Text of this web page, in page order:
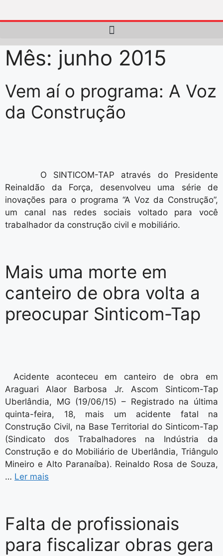
Mês: junho 2015
Vem aí o programa: A Voz
da Construção
O SINTICOM-TAP através do Presidente
Reinaldão da Força, desenvolveu uma série de
inovações para o programa “A Voz da Construção”,
um canal nas redes sociais voltado para você
trabalhador da construção civil e mobiliário.
Mais uma morte em
canteiro de obra volta a
preocupar Sinticom-Tap
Acidente aconteceu em canteiro de obra em
Araguari Alaor Barbosa Jr. Ascom Sinticom-Tap
Uberlândia, MG (19/06/15) – Registrado na última
quinta-feira, 18, mais um acidente fatal na
Construção Civil, na Base Territorial do Sinticom-Tap
(Sindicato dos Trabalhadores na Indústria da
Construção e do Mobiliário de Uberlândia, Triângulo
Mineiro e Alto Paranaíba). Reinaldo Rosa de Souza,
… Ler mais
Falta de profissionais
para fiscalizar obras gera